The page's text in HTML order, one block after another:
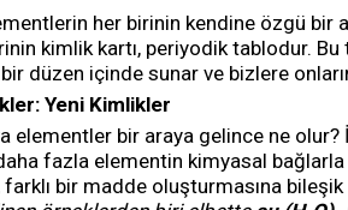
her birinin kendine özgü bir
kimlik kartı, periyodik tablodur.
düzen içinde sunar ve bizlere
Yeni Kimlikler
elementler bir araya gelince ne
fazla elementin kimyasal
farklı bir madde oluşturmasına